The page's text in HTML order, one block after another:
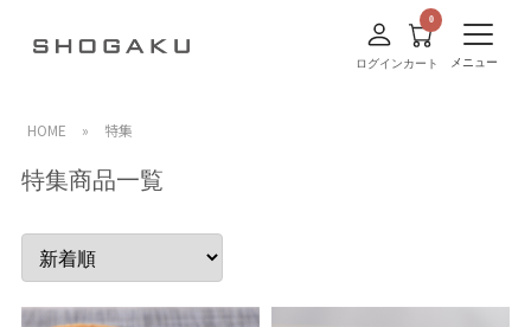
ログインカート メニュー
HOME » 特集
特集商品一覧